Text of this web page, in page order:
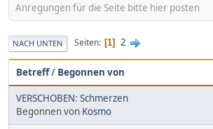
Anregungen für die Seite bitte hier posten
NACH UNTEN Seiten 1 2
Betreff/ Begonnen von
VERSCHOBEN: Schmerzen
Begonnen von Kosmo